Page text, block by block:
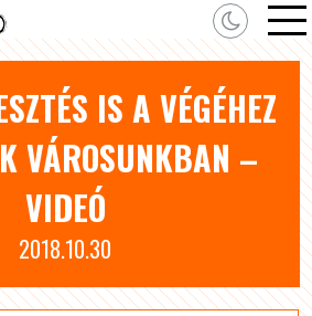
IS A VÉGÉHEZ
VÁROSUNKBAN –
VIDEÓ
2018.10.30